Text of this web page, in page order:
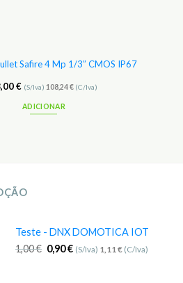
Safire 4 Mp 1/3″ CMOS IP67
€ (S/Iva)108,24€ (C/Iva)
ADICIONAR
Teste - DNX DOMOTICA IOT
1,00€ 0,90€ (S/Iva) 1,11€ (C/Iva)